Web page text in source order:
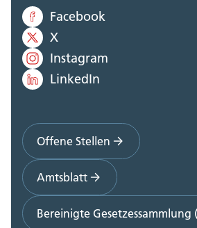
Facebook
X
Instagram
LinkedIn
Offene Stellen
Amtsblatt
Bereinigte Gesetzessammlung